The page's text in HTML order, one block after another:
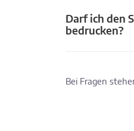
Darf ich den
bedrucken?
Bei Fragen